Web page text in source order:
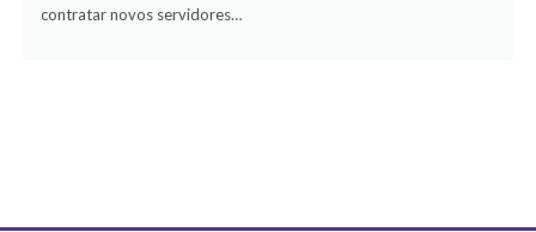
contratar novos servidores…